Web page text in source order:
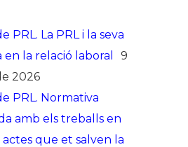
PRL. La PRL i la seva
en la relació laboral
9
2026
PRL. Normativa
amb els treballs en
actes que et salven la